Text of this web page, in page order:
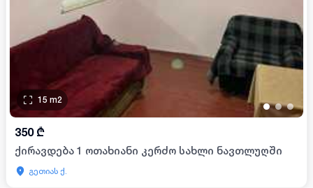
•••
15 m2
350 ₾
ქირავდება 1 ოთახიანი კერძო სახლი ნავთლუღში
გეთიას ქ.